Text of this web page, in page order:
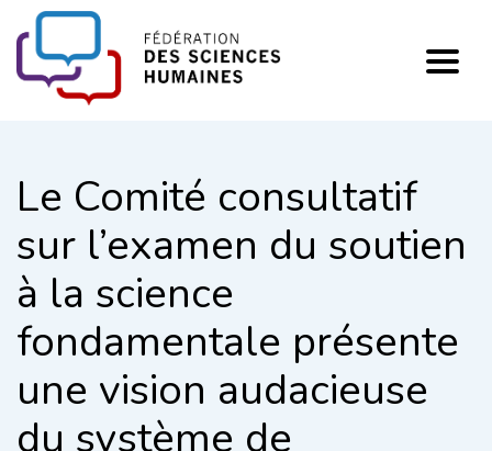
Le Comité consultatif
sur l’examen du soutien
à la science
fondamentale présente
une vision audacieuse
du système de